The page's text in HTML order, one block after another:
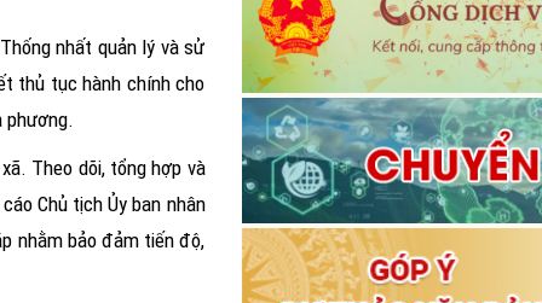
nhất quản lý và sử
thủ tục hành chính cho
phương.
Theo dõi, tổng hợp và
Chủ tịch Ủy ban nhân
nhằm bảo đảm tiến độ,